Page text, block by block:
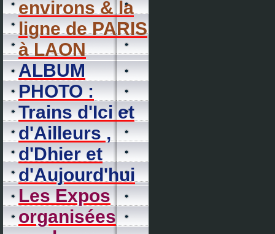
environs & la
ligne de PARIS
à LAON
ALBUM
PHOTO :
Trains d'Ici et
d'Ailleurs ,
d'Dhier et
d'Aujourd'hui
Les Expos
organisées